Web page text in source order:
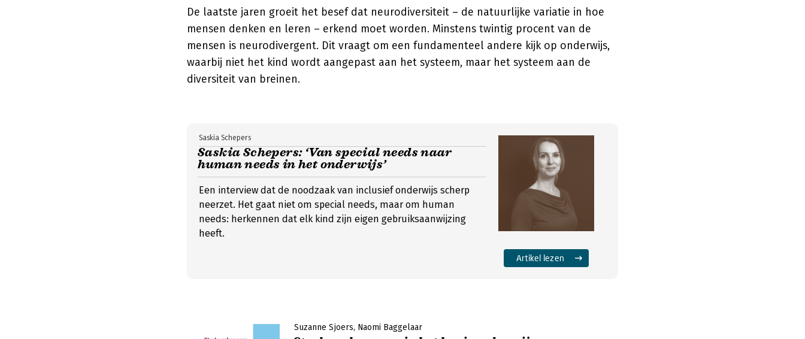
De laatste jaren groeit het besef dat neurodiversiteit – de natuurlijke variatie in hoe
mensen denken en leren – erkend moet worden. Minstens twintig procent van de
mensen is neurodivergent. Dit vraagt om een fundamenteel andere kijk op onderwijs,
waarbij niet het kind wordt aangepast aan het systeem, maar het systeem aan de
diversiteit van breinen.
Saskia Schepers: ‘Van special needs naar
human needs in het onderwijs’
Saskia Schepers
Een interview dat de noodzaak van inclusief onderwijs scherp
neerzet. Het gaat niet om special needs, maar om human
needs: herkennen dat elk kind zijn eigen gebruiksaanwijzing
heeft.
Artikel lezen
Suzanne Sjoers Naomi Baggelaar